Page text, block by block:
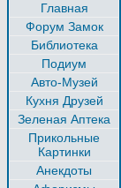
Главная
Форум Замок
Библиотека
Подиум
Авто-Музей
Кухня Друзей
Зеленая Аптека
Прикольные
Картинки
Анекдоты